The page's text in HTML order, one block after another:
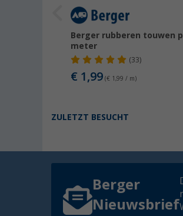
Berger rubberen touwen
meter
(33)
€ 1,99 (€ 1,99 / m)
ZULETZT BESUCHT
Berger
Nieuwsbrief